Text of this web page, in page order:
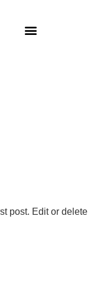
post. Edit or delete